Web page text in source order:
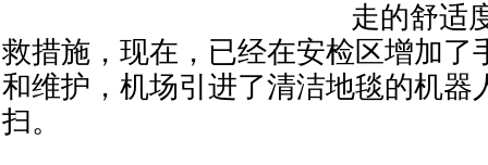
走的舒适
救措施，现在，已经在安检区增加了
和维护，机场引进了清洁地毯的机器
扫。